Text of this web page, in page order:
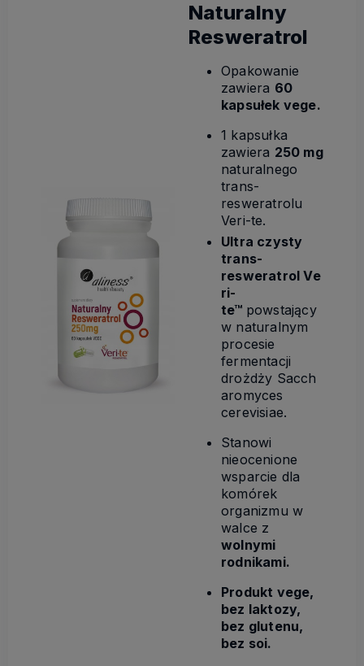
Naturalny
Resweratrol
Opakowanie
zawiera 60
kapsułek vege.
1 kapsułka
zawiera 250 mg
naturalnego
trans-
resweratrolu
Veri-te.
Ultra czysty
trans-
resweratrol Ve
ri-
te™ powstający
w naturalnym
procesie
fermentacji
drożdży Sacch
aromyces
cerevisiae.
Stanowi
nieocenione
wsparcie dla
komórek
organizmu w
walce z
wolnymi
rodnikami.
Produkt vege,
bez laktozy,
bez glutenu,
bez soi.